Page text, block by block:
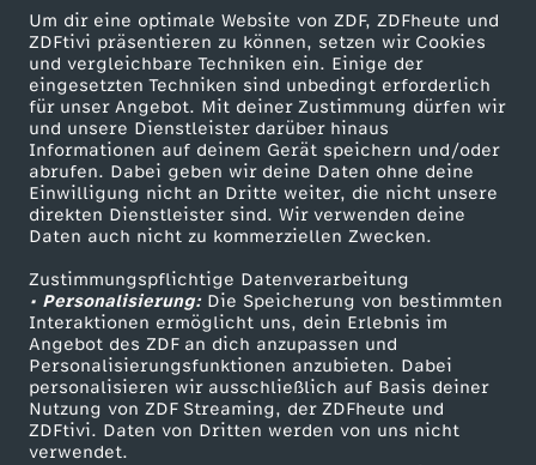
Um dir eine optimale Website von ZDF, ZDFheute und
ZDFtivi präsentieren zu können, setzen wir Cookies
und vergleichbare Techniken ein. Einige der
eingesetzten Techniken sind unbedingt erforderlich
für unser Angebot. Mit deiner Zustimmung dürfen wir
und unsere Dienstleister darüber hinaus
Informationen auf deinem Gerät speichern und/oder
abrufen. Dabei geben wir deine Daten ohne deine
Einwilligung nicht an Dritte weiter, die nicht unsere
direkten Dienstleister sind. Wir verwenden deine
Daten auch nicht zu kommerziellen Zwecken.
Zustimmungspflichtige Datenverarbeitung
• Personalisierung:Die Speicherung von bestimmten
Interaktionen ermöglicht uns, dein Erlebnis im
Angebot des ZDF an dich anzupassen und
Personalisierungsfunktionen anzubieten. Dabei
personalisieren wir ausschließlich auf Basis deiner
Nutzung von ZDF Streaming, der ZDFheute und
ZDFtivi. Daten von Dritten werden von uns nicht
verwendet.
a
r
t
y
,
P
o
r
Mehr ZDF
ZDF-Apps
Smart TV
ZDFtext
Livestreams
Sendungen A-Z
TV-Programm
Service
ZDFmitreden
Kontakt zum ZDF
Tickets
Zuschauerservice
Hilfe